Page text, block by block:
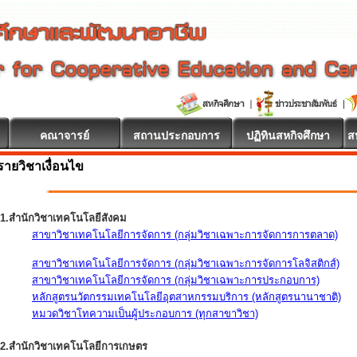
คณาจารย์ สถานประกอบการ ปฏิทินสหกิจศึกษา
ายวิชาเงื่อนไข
1.สำนักวิชาเทคโนโลยีสังคม
สาขาวิชาเทคโนโลยีการจัดการ (กลุ่มวิชาเฉพาะการจัดการการตลาด)
สาขาวิชาเทคโนโลยีการจัดการ (กลุ่มวิชาเฉพาะการจัดการโลจิสติกส์)
สาขาวิชาเทคโนโลยีการจัดการ (กลุ่มวิชาเฉพาะการประกอบการ)
หลักสูตรนวัตกรรมเทคโนโลยีอุตสาหกรรมบริการ (หลักสูตรนานาชาติ)
หมวดวิชาโทความเป็นผู้ประกอบการ (ทุกสาขาวิชา)
2.สำนักวิชาเทคโนโลยีการเกษตร